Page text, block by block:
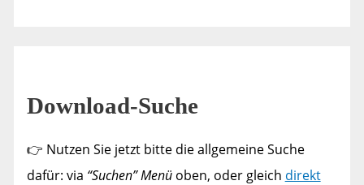
Download-Suche
👉 Nutzen Sie jetzt bitte die allgemeine Suche
dafür: via “Suchen” Menüoben, oder gleich direkt